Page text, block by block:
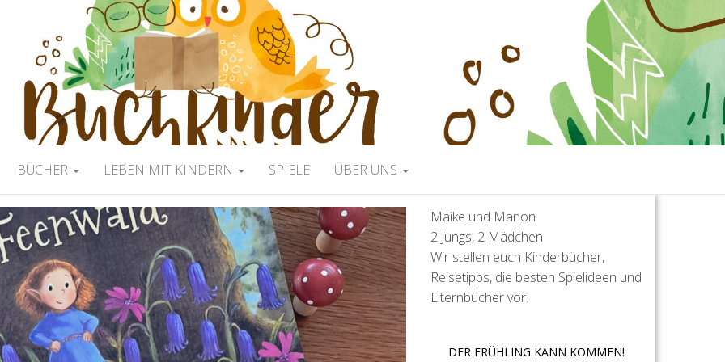
BÜCHER LEBEN MIT KINDERN SPIELE ÜBER UNS
Maike und Manon
2 Jungs, 2 Mädchen
Wir stellen euch Kinderbücher,
Reisetipps, die besten Spielideen und
Elternbücher vor.
DER FRÜHLING KANN KOMMEN!